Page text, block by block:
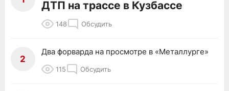
ДТП на трассе в Кузбассе
148 Обсудить
2
Два форварда на просмотре в «Металлурге»
115 Обсудить